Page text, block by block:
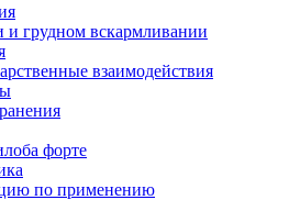
и грудном вскармливании
взаимодействия
форте
по применению